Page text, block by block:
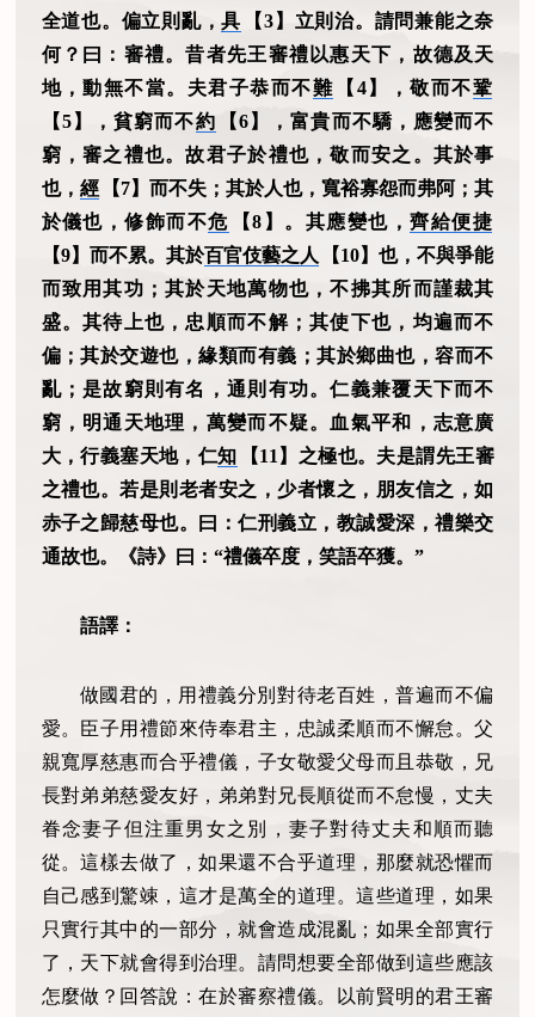
全道也。偏立則亂，具
【3】立則治。請問兼能之奈
何？曰：審禮。昔者先王審禮以惠天下，故德及天
地，動無不當。夫君子恭而不難 【4】，敬而不鞏
【5】，貧窮而不約
【6】，富貴而不驕，應變而不
窮，審之禮也。故君子於禮也，敬而安之。其於事
也， 經
【7】而不失；其於人也，寬裕寡怨而弗阿；其
於儀也，修飾而不危 【8】。其應變也，齊給便捷
【9】而不累。其於百官伎藝之人
【10】也，不與爭能
而致用其功；其於天地萬物也，不拂其所而謹裁其
盛。其待上也，忠順而不解；其使下也，均遍而不
偏；其於交遊也，緣類而有義；其於鄉曲也，容而不
亂；是故窮則有名，通則有功。仁義兼覆天下而不
窮，明通天地理，萬變而不疑。血氣平和，志意廣
大，行義塞天地，仁知
【11】之極也。夫是謂先王審
之禮也。若是則老者安之，少者懷之，朋友信之，如
赤子之歸慈母也。曰：仁刑義立，教誠愛深，禮樂交
通故也。《詩》曰：“禮儀卒度，笑語卒獲。”
語譯：
做國君的，用禮義分別對待老百姓，普遍而不偏
愛。臣子用禮節來侍奉君主，忠誠柔順而不懈怠。父
親寬厚慈惠而合乎禮儀，子女敬愛父母而且恭敬，兄
長對弟弟慈愛友好，弟弟對兄長順從而不怠慢，丈夫
眷念妻子但注重男女之別，妻子對待丈夫和順而聽
從。這樣去做了，如果還不合乎道理，那麼就恐懼而
自己感到驚竦，這才是萬全的道理。這些道理，如果
只實行其中的一部分，就會造成混亂；如果全部實行
了，天下就會得到治理。請問想要全部做到這些應該
怎麼做？回答說：在於審察禮儀。以前賢明的君王審